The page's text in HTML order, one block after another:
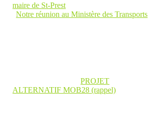
maire de St-Prest
Notre réunion au Ministère des Transports
PROJET
ALTERNATIF MOB28 (rappel)